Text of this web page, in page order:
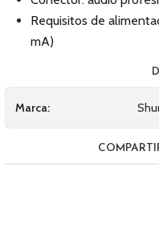
Requisitos de
mA)
Marca: